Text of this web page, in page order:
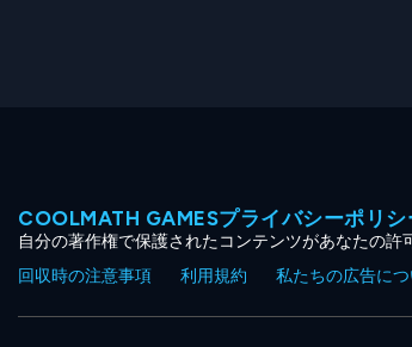
COOLMATH GAMESプライバシーポリシ
自分の著作権で保護されたコンテンツがあなたの
回収時の注意事項
利用規約 私たちの広告に